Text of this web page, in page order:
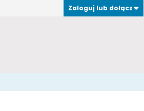
Zaloguj lub dołącz